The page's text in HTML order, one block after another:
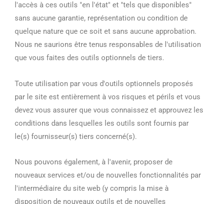
l'accès à ces outils "en l'état" et "tels que disponibles"
sans aucune garantie, représentation ou condition de
quelque nature que ce soit et sans aucune approbation.
Nous ne saurions être tenus responsables de l'utilisation
que vous faites des outils optionnels de tiers.
Toute utilisation par vous d'outils optionnels proposés
par le site est entièrement à vos risques et périls et vous
devez vous assurer que vous connaissez et approuvez les
conditions dans lesquelles les outils sont fournis par
le(s) fournisseur(s) tiers concerné(s).
Nous pouvons également, à l'avenir, proposer de
nouveaux services et/ou de nouvelles fonctionnalités par
l'intermédiaire du site web (y compris la mise à
disposition de nouveaux outils et de nouvelles